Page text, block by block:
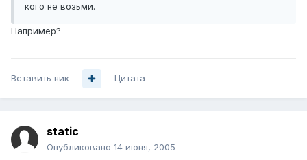
кого не возьми.
Например?
Вставить ник Цитата
static
Опубликовано 14 июня, 2005